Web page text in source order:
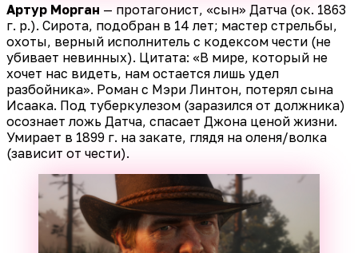
Артур Морган — протагонист, «сын» Датча (ок. 1863
г. р.). Сирота, подобран в 14 лет; мастер стрельбы,
охоты, верный исполнитель с кодексом чести (не
убивает невинных). Цитата: «В мире, который не
хочет нас видеть, нам остается лишь удел
разбойника». Роман с Мэри Линтон, потерял сына
Исаака. Под туберкулезом (заразился от должника)
осознает ложь Датча, спасает Джона ценой жизни.
Умирает в 1899 г. на закате, глядя на оленя/волка
(зависит от чести).